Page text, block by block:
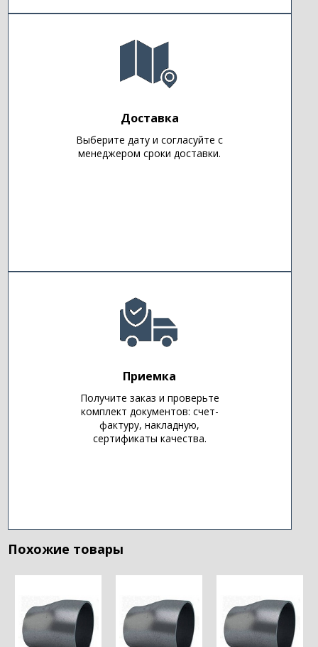
Доставка
Выберите дату и согласуйте с
менеджером сроки доставки.
Приемка
Получите заказ и проверьте
комплект документов: счет-
фактуру, накладную,
сертификаты качества.
Похожие товары